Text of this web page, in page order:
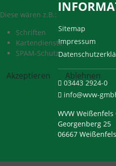
Sitemap
Impressum
03443 2924-0
info@wvw-
WVW Weißenfels
Georgenberg 25
06667 Weißenfels
Diese wären z.B.:
Schriften
Kartendienste
SPAM-Schutz
Akzeptieren Ablehnen